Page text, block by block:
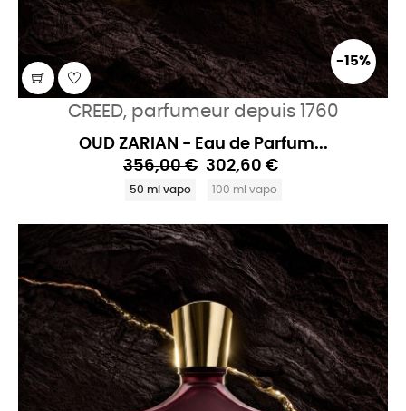
-15%
CREED, parfumeur depuis 1760
OUD ZARIAN - Eau de Parfum...
356,00 € 302,60 €
50 ml vapo 100 ml vapo